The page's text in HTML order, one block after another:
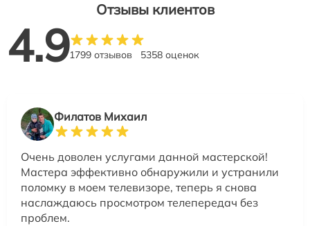
Отзывы клиентов
4.91799 отзывов 5358 оценок
Филатов Михаил
Очень доволен услугами данной мастерской!
Мастера эффективно обнаружили и устранили
поломку в моем телевизоре, теперь я снова
наслаждаюсь просмотром телепередач без
проблем.